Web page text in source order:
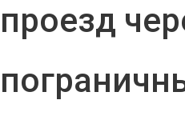
проезд